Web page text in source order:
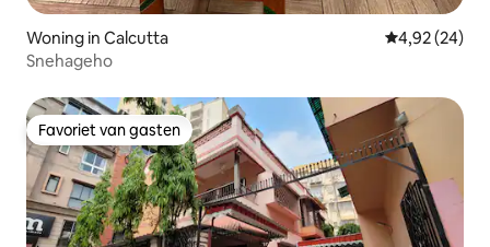
Woning in Calcutta Gemiddelde
4,92 (24)
Snehageho
Favoriet van gasten
Favoriet van gasten